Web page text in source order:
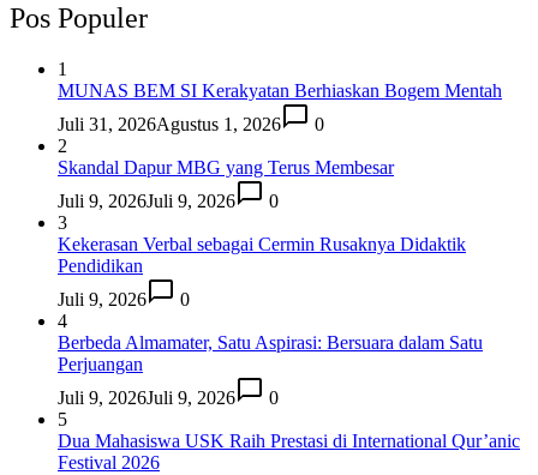
Pos Populer
1
MUNAS BEM SI Kerakyatan Berhiaskan Bogem Mentah
Juli 31, 2026Agustus 1, 2026
0
2
Skandal Dapur MBG yang Terus Membesar
Juli 9, 2026Juli 9, 2026
0
3
Kekerasan Verbal sebagai Cermin Rusaknya Didaktik
Pendidikan
Juli 9, 2026
0
4
Berbeda Almamater, Satu Aspirasi: Bersuara dalam Satu
Perjuangan
Juli 9, 2026Juli 9, 2026
0
5
Dua Mahasiswa USK Raih Prestasi di International Qur’anic
Festival 2026